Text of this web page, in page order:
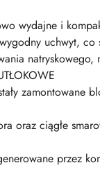
wydajne i
uchwyt,
zamontowane
oraz ciągłe
przez